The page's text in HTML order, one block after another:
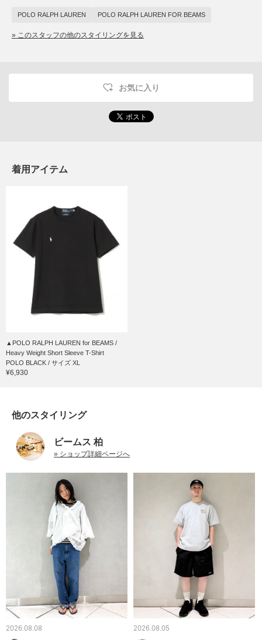
POLO RALPH LAUREN POLO RALPH LAUREN FOR BEAMS
» このスタッフの他のスタイリングを見る
お気に入り
着用アイテム
▲POLO RALPH LAUREN for BEAMS /
Heavy Weight Short Sleeve T-Shirt
POLO BLACK / サイズ XL
¥6,930
他のスタイリング
ビームス 柏
» ショップ詳細ページへ
2026.08.08 2026.08.05